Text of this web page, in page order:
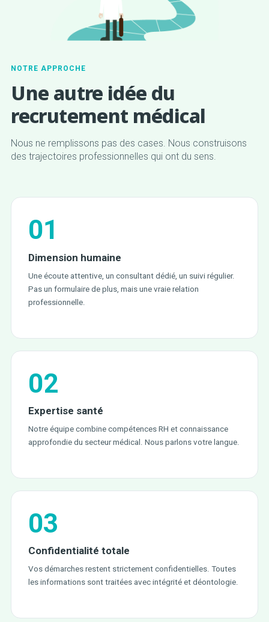
NOTRE APPROCHE
Une autre idée du
recrutement médical
Nous ne remplissons pas des cases. Nous construisons
des trajectoires professionnelles qui ont du sens.
01
Dimension humaine
Une écoute attentive, un consultant dédié, un suivi régulier.
Pas un formulaire de plus, mais une vraie relation
professionnelle.
02
Expertise santé
Notre équipe combine compétences RH et connaissance
approfondie du secteur médical. Nous parlons votre langue.
03
Confidentialité totale
Vos démarches restent strictement confidentielles. Toutes
les informations sont traitées avec intégrité et déontologie.